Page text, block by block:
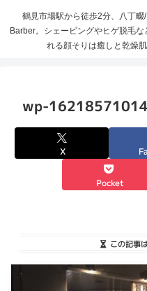
鶴見市場駅から徒歩2分、八丁
Barber。シェービングやヒゲ脱毛
れる顔そりは癒しと乾燥
wp-
X
Pocket
この記事